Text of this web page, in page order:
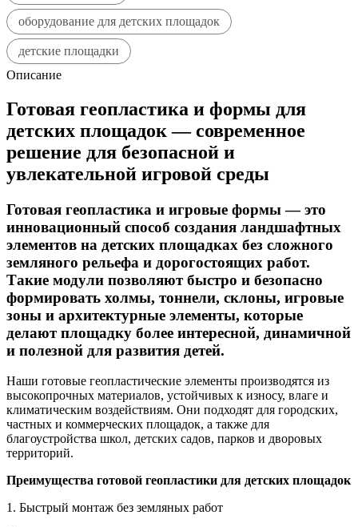
оборудование для детских площадок
детские площадки
Описание
Готовая геопластика и формы для
детских площадок — современное
решение для безопасной и
увлекательной игровой среды
Готовая геопластика и игровые формы — это
инновационный способ создания ландшафтных
элементов на детских площадках без сложного
земляного рельефа и дорогостоящих работ.
Такие модули позволяют быстро и безопасно
формировать холмы, тоннели, склоны, игровые
зоны и архитектурные элементы, которые
делают площадку более интересной, динамичной
и полезной для развития детей.
Наши готовые геопластические элементы производятся из
высокопрочных материалов, устойчивых к износу, влаге и
климатическим воздействиям. Они подходят для городских,
частных и коммерческих площадок, а также для
благоустройства школ, детских садов, парков и дворовых
территорий.
Преимущества готовой геопластики для детских площадок
1. Быстрый монтаж без земляных работ